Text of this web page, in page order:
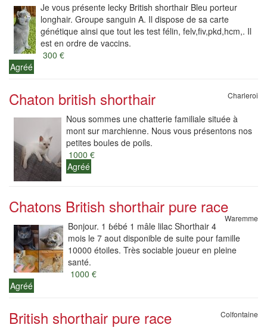
Je vous présente lecky British shorthair Bleu porteur
longhair. Groupe sanguin A. Il dispose de sa carte
génétique ainsi que tout les test félin, felv,fiv,pkd,hcm,. Il
est en ordre de vaccins.
300 €
Agréé
Chaton british shorthair Charleroi
Nous sommes une chatterie familiale située à
mont sur marchienne. Nous vous présentons nos
petites boules de poils.
1000 €
Agréé
Chatons British shorthair pure race
Waremme
Bonjour. 1 ɓébé 1 mâle lilac Shorthair 4
mois le 7 aout disponible de suite pour famille
10000 étoiles. Très sociable joueur en pleine
santé.
1000 €
Agréé
British shorthair pure race Colfontaine